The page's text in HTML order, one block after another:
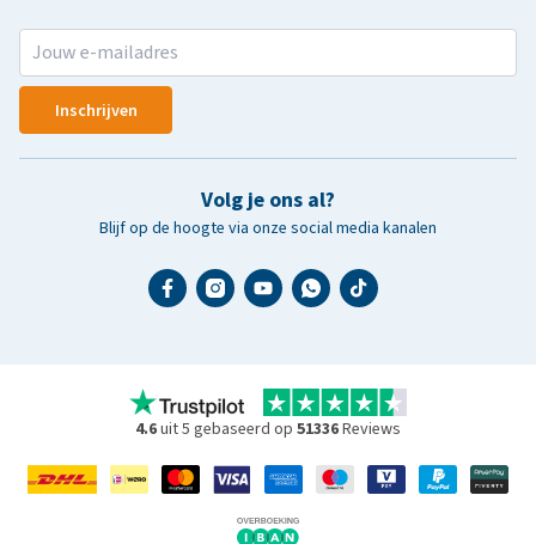
Inschrijven
Volg je ons al?
Blijf op de hoogte via onze social media kanalen
4.6uit 5 gebaseerd op 51336Reviews